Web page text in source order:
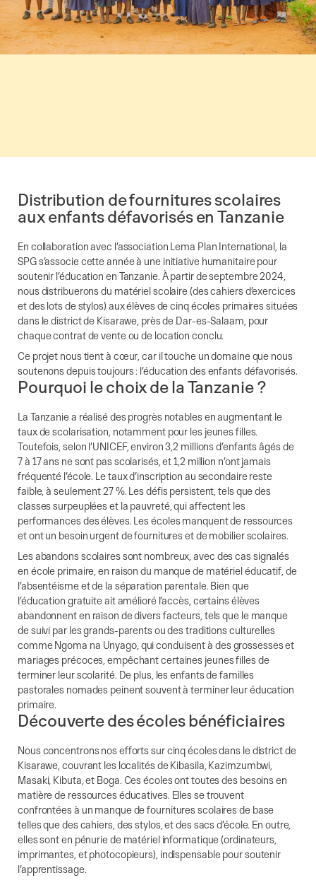
Distribution de fournitures scolaires
aux enfants défavorisés en Tanzanie
En collaboration avec l’association Lema Plan International, la
SPG s’associe cette année à une initiative humanitaire pour
soutenir l’éducation en Tanzanie. À partir de septembre 2024,
nous distribuerons du matériel scolaire (des cahiers d’exercices
et des lots de stylos) aux élèves de cinq écoles primaires situées
dans le district de Kisarawe, près de Dar-es-Salaam, pour
chaque contrat de vente ou de location conclu.
Ce projet nous tient à cœur, car il touche un domaine que nous
soutenons depuis toujours : l’éducation des enfants défavorisés.
Pourquoi le choix de la Tanzanie ?
La Tanzanie a réalisé des progrès notables en augmentant le
taux de scolarisation, notamment pour les jeunes filles.
Toutefois, selon l’UNICEF, environ 3,2 millions d’enfants âgés de
7 à 17 ans ne sont pas scolarisés, et 1,2 million n’ont jamais
fréquenté l’école. Le taux d’inscription au secondaire reste
faible, à seulement 27 %. Les défis persistent, tels que des
classes surpeuplées et la pauvreté, qui affectent les
performances des élèves. Les écoles manquent de ressources
et ont un besoin urgent de fournitures et de mobilier scolaires.
Les abandons scolaires sont nombreux, avec des cas signalés
en école primaire, en raison du manque de matériel éducatif, de
l’absentéisme et de la séparation parentale. Bien que
l’éducation gratuite ait amélioré l’accès, certains élèves
abandonnent en raison de divers facteurs, tels que le manque
de suivi par les grands-parents ou des traditions culturelles
comme Ngoma na Unyago, qui conduisent à des grossesses et
mariages précoces, empêchant certaines jeunes filles de
terminer leur scolarité. De plus, les enfants de familles
pastorales nomades peinent souvent à terminer leur éducation
primaire.
Découverte des écoles bénéficiaires
Nous concentrons nos efforts sur cinq écoles dans le district de
Kisarawe, couvrant les localités de Kibasila, Kazimzumbwi,
Masaki, Kibuta, et Boga. Ces écoles ont toutes des besoins en
matière de ressources éducatives. Elles se trouvent
confrontées à un manque de fournitures scolaires de base
telles que des cahiers, des stylos, et des sacs d’école. En outre,
elles sont en pénurie de matériel informatique (ordinateurs,
imprimantes, et photocopieurs), indispensable pour soutenir
l’apprentissage.